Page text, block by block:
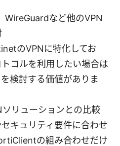
WireGuardなど他のVPN
のVPNに特化してお
コルを利用したい場合は
検討する価値がありま
リューションとの比較
キュリティ要件に合わせ
の組み合わせだけ